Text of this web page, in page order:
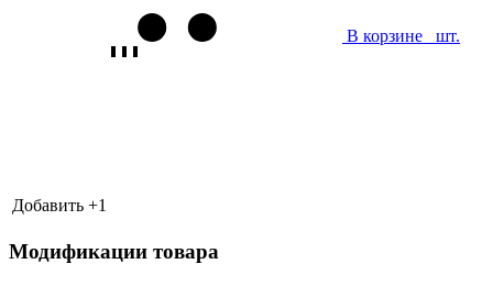
В корзине шт.
Добавить +1
Модификации товара